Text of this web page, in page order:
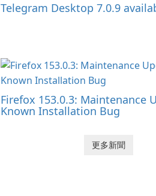
Telegram Desktop 7.0.9
Firefox 153.0.3: Maintenance
Known Installation Bug
更多新聞